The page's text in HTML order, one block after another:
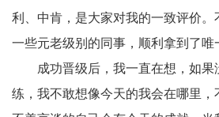
利、中肯，是大家对我的一致评价。
一些元老级别的同事，顺利拿到了唯
成功晋级后，我一直在想，如
练，我不敢想像今天的我会在哪里